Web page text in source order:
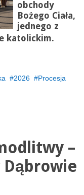
obchody
Bożego Ciała,
jednego z
katolickim.
2026
Procesja
–
Dąbrowie